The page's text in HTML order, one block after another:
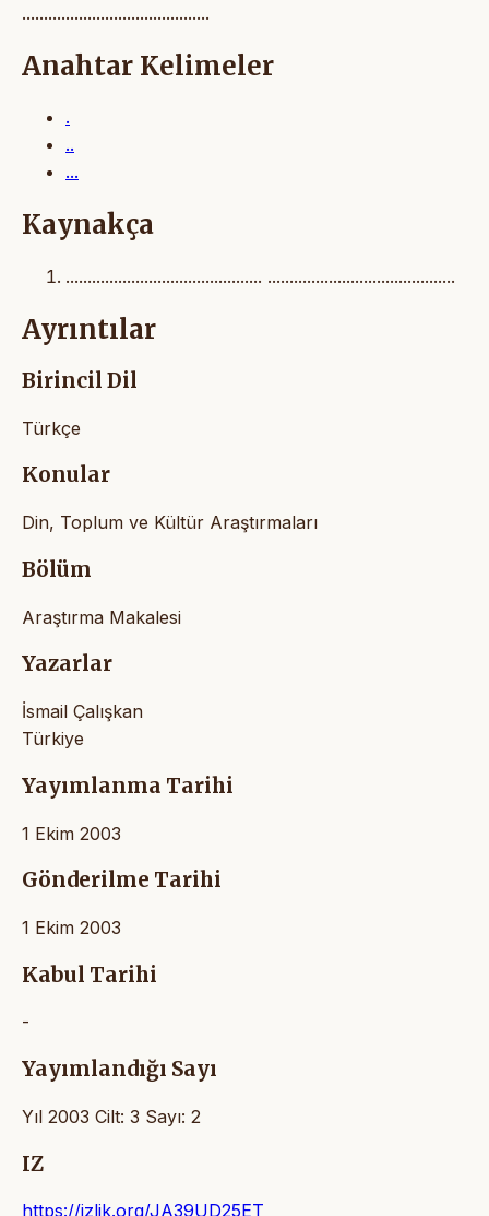
...........................................
Anahtar Kelimeler
.
..
...
Kaynakça
............................................. ...........................................
Ayrıntılar
Birincil Dil
Türkçe
Konular
Din, Toplum ve Kültür Araştırmaları
Bölüm
Araştırma Makalesi
Yazarlar
İsmail Çalışkan
Türkiye
Yayımlanma Tarihi
1 Ekim 2003
Gönderilme Tarihi
1 Ekim 2003
Kabul Tarihi
-
Yayımlandığı Sayı
Yıl 2003 Cilt: 3 Sayı: 2
IZ
https://izlik.org/JA39UD25ET